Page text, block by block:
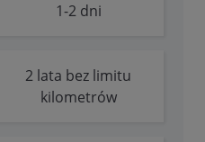
1-2 dni
2 lata bez limitu
kilometrów